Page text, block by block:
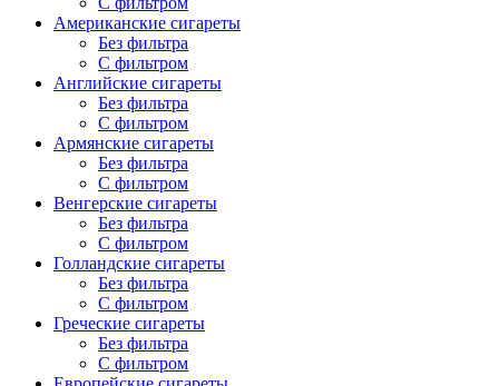
Американские сигареты
Без фильтра
С фильтром
Английские сигареты
Без фильтра
С фильтром
Армянские сигареты
Без фильтра
С фильтром
Венгерские сигареты
Без фильтра
С фильтром
Голландские сигареты
Без фильтра
С фильтром
Греческие сигареты
Без фильтра
С фильтром